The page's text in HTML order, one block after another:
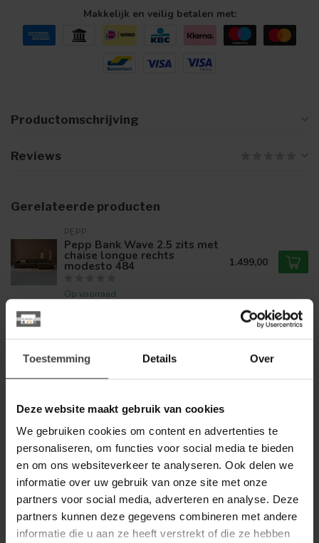
Toestemming Details Over
Deze website maakt gebruik van cookies
We gebruiken cookies om content en advertenties te
personaliseren, om functies voor social media te bieden
en om ons websiteverkeer te analyseren. Ook delen we
informatie over uw gebruik van onze site met onze
partners voor social media, adverteren en analyse. Deze
partners kunnen deze gegevens combineren met andere
informatie die u aan ze heeft verstrekt of die ze hebben
Makkelijk en veilig betalen met:
Productomschrijving
Reviews
Gerelateerde producten
PEPP
Pepp Bank Wave 2.5 zits met
chaise longue rechts
modesto 484
Op voorraad
1.499,00
Tower Living Bank Leeds - 2,5
zits + ottomane Rechts - City
355 Flesgroen -
Showroommodel
Op voorraad
1.989,00
Pepp Showroommodel Bank
Bean banaanvormig
Op voorraad
1.319,00
999,00
Pepp Bank Wave 2.5 zits met